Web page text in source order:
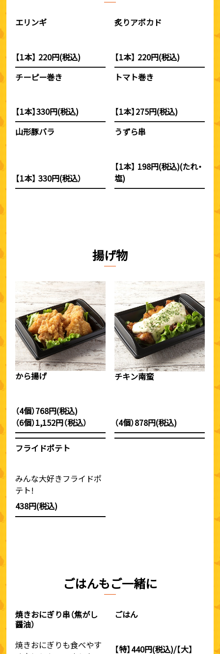
エリンギ
【1本】 220円(税込)
炙りアボカド
【1本】 220円(税込)
チーピー巻き
【1本】330円(税込)
トマト巻き
【1本】275円(税込)
山形豚バラ
【1本】 330円(税込）
うずら串
【1本】 198円(税込)(たれ・
塩)
揚げ物
から揚げ
（4個）768円(税込)
（6個）1,152円（税込）
チキン南蛮
（4個）878円(税込)
フライドポテト
みんな大好きフライドポ
テト!
438円(税込)
ごはんもご一緒に
焼きおにぎり串（焦がし
醤油）
焼きおにぎりも食べやす
ごはん
【特】440円(税込)/【大】